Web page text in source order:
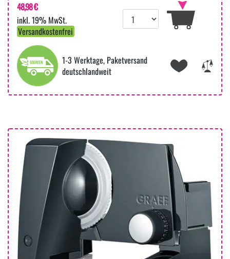
48,98 €
inkl. 19% MwSt.
Versandkostenfrei
1-3 Werktage, Paketversand
deutschlandweit